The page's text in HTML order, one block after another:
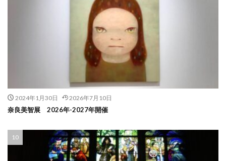
2024年1月30日 2026年7月10日
奈良美智展 2026年-2027年開催